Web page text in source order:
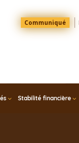
Menu
Top
Communiqué
Stabilité financière